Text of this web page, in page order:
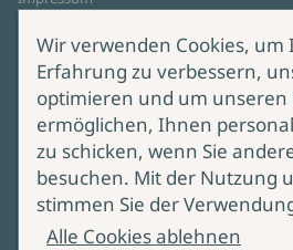
Cookie-Einstellungen
AGB Online Shop
Service
Lieferung & Versand
Bei
Wir verwenden Cookies, um
Erfahrung zu verbessern,
optimieren und um unseren
ermöglichen, Ihnen
zu schicken, wenn Sie
besuchen. Mit der Nutzung
stimmen Sie der
Alle Cookies ablehnen